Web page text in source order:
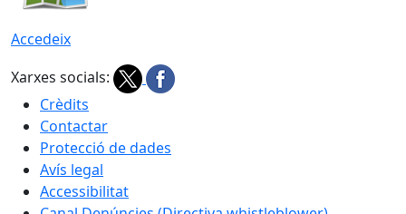
Accedeix
Xarxes socials:
Crèdits
Contactar
Protecció de dades
Avís legal
Accessibilitat